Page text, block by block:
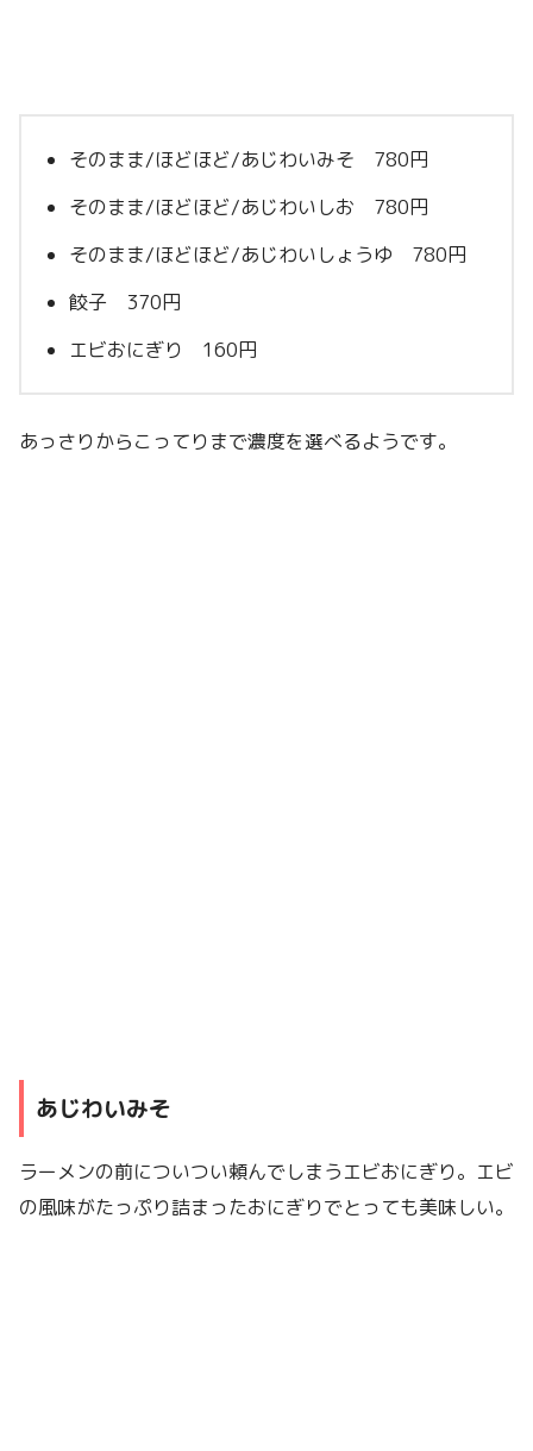
そのまま/ほどほど/あじわいみそ 780円
そのまま/ほどほど/あじわいしお 780円
そのまま/ほどほど/あじわいしょうゆ 780円
餃子 370円
エビおにぎり 160円
あっさりからこってりまで濃度を選べるようです。
あじわいみそ
ラーメンの前についつい頼んでしまうエビおにぎり。エビ
の風味がたっぷり詰まったおにぎりでとっても美味しい。